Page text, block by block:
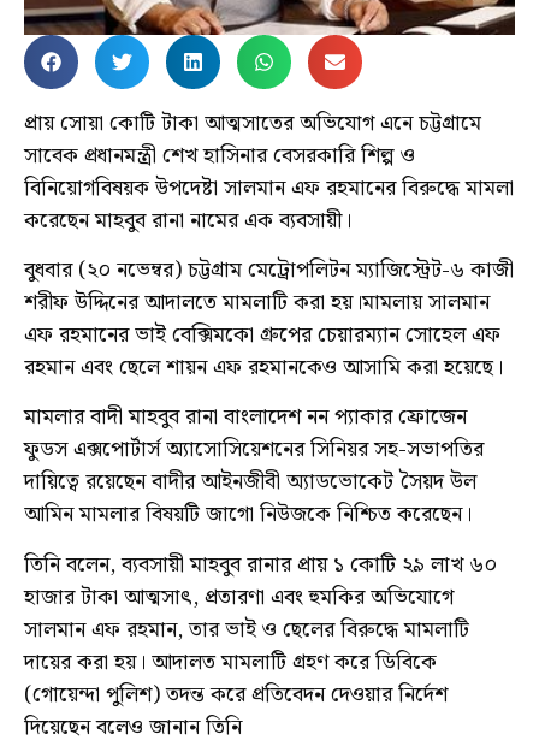
প্রায় সোয়া কোটি টাকা আত্মসাতের অভিযোগ এনে চট্টগ্রামে
সাবেক প্রধানমন্ত্রী শেখ হাসিনার বেসরকারি শিল্প ও
বিনিয়োগবিষয়ক উপদেষ্টা সালমান এফ রহমানের বিরুদ্ধে মামলা
করেছেন মাহবুব রানা নামের এক ব্যবসায়ী।
বুধবার (২০ নভেম্বর) চট্টগ্রাম মেট্রোপলিটন ম্যাজিস্ট্রেট-৬ কাজী
শরীফ উদ্দিনের আদালতে মামলাটি করা হয়।মামলায় সালমান
এফ রহমানের ভাই বেক্সিমকো গ্রুপের চেয়ারম্যান সোহেল এফ
রহমান এবং ছেলে শায়ন এফ রহমানকেও আসামি করা হয়েছে।
মামলার বাদী মাহবুব রানা বাংলাদেশ নন প্যাকার ফ্রোজেন
ফুডস এক্সপোর্টার্স অ্যাসোসিয়েশনের সিনিয়র সহ-সভাপতির
দায়িত্বে রয়েছেন বাদীর আইনজীবী অ্যাডভোকেট সৈয়দ উল
আমিন মামলার বিষয়টি জাগো নিউজকে নিশ্চিত করেছেন।
তিনি বলেন, ব্যবসায়ী মাহবুব রানার প্রায় ১ কোটি ২৯ লাখ ৬০
হাজার টাকা আত্মসাৎ, প্রতারণা এবং হুমকির অভিযোগে
সালমান এফ রহমান, তার ভাই ও ছেলের বিরুদ্ধে মামলাটি
দায়ের করা হয়। আদালত মামলাটি গ্রহণ করে ডিবিকে
(গোয়েন্দা পুলিশ) তদন্ত করে প্রতিবেদন দেওয়ার নির্দেশ
দিয়েছেন বলেও জানান তিনি